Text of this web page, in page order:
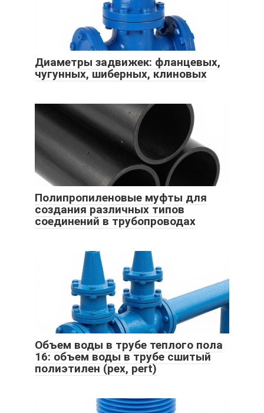
Диаметры задвижек: фланцевых,
чугунных, шиберных, клиновых
Полипропиленовые муфты для
создания различных типов
соединений в трубопроводах
Объем воды в трубе теплого пола
16: объем воды в трубе сшитый
полиэтилен (pex, pert)